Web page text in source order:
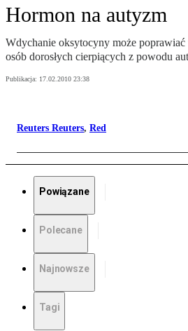
Hormon na autyzm
Wdychanie oksytocyny może poprawiać
osób dorosłych cierpiących z powodu
Publikacja: 17.02.2010 23:38
Reuters Reuters, Red
Powiązane
Polecane
Najnowsze
Tagi